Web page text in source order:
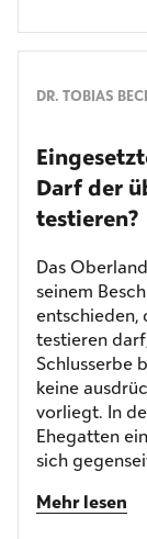
DR. TOBIAS
Darf der
testieren?
Das
seinem
entschieden,
testieren
Schlusserbe
keine
vorliegt. In
Ehegatten
sich
Mehr lesen